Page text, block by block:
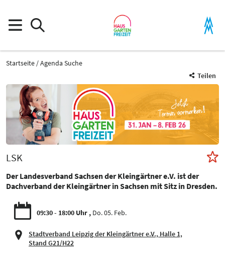
Startseite
Agenda Suche
Teilen
LSK
Der Landesverband Sachsen der Kleingärtner e.V. ist der
Dachverband der Kleingärtner in Sachsen mit Sitz in Dresden.
09:30 - 18:00 Uhr Do. 05. Feb.
Stadtverband Leipzig der Kleingärtner e.V., Halle 1,
Stand G21/H22